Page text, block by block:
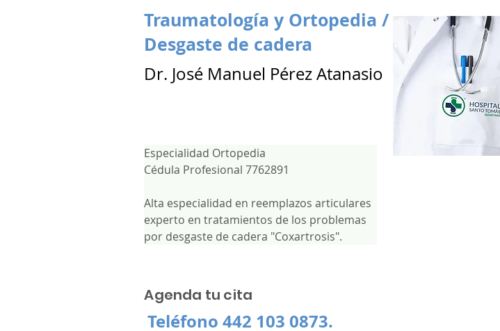
Traumatología y Ortopedia /
Desgaste de cadera
Dr. José Manuel Pérez Atanasio
Especialidad Ortopedia
Cédula Profesional 7762891
Alta especialidad en reemplazos articulares
experto en tratamientos de los problemas
por desgaste de cadera "Coxartrosis".
Agenda tu cita
Teléfono 442 103 0873.